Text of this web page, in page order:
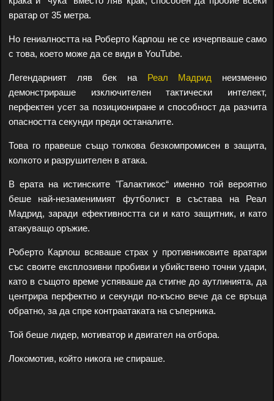
вратар от 35 метра.
Но гениалността на Роберто Карлош не се изчерпваше само
с това, което може да се види в YouTube.
Легендарният ляв бек на Реал Мадрид неизменно
демонстрираше изключителен тактически интелект,
перфектен усет за позициониране и способност да разчита
опасността секунди преди останалите.
Това го правеше също толкова безкомпромисен в защита,
колкото и разрушителен в атака.
В ерата на истинските "Галактикос“ именно той вероятно
беше най-незаменимият футболист в състава на Реал
Мадрид, заради ефективността си и като защитник, и като
атакуващо оръжие.
Роберто Карлош всяваше страх у противниковите вратари
със своите експлозивни пробиви и убийствено точни удари,
като в същото време успяваше да стигне до аутлинията, да
центрира перфектно и секунди по-късно вече да се връща
обратно, за да спре контраатаката на съперника.
Той беше лидер, мотиватор и двигател на отбора.
Локомотив, който никога не спираше.